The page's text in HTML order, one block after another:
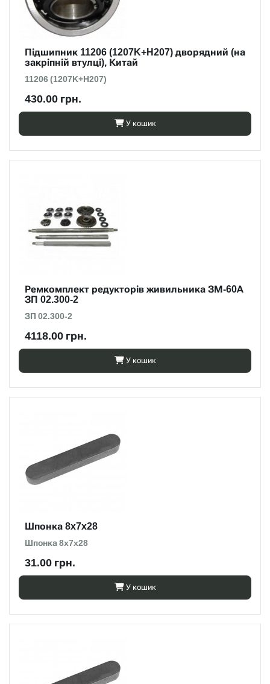
Підшипник 11206 (1207K+H207) дворядний (на
закріпній втулці), Китай
11206 (1207K+H207)
430.00 грн.
У кошик
Ремкомплект редукторів живильника ЗМ-60А
ЗП 02.300-2
ЗП 02.300-2
4118.00 грн.
У кошик
Шпонка 8x7x28
Шпонка 8x7x28
31.00 грн.
У кошик